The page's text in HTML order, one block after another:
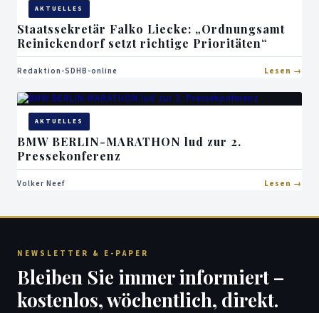
AKTUELLES
Staatssekretär Falko Liecke: „Ordnungsamt
Reinickendorf setzt richtige Prioritäten“
Redaktion-SDHB-online Lesen
AKTUELLES
BMW BERLIN-MARATHON lud zur 2.
Pressekonferenz
Volker Neef Lesen
NEWSLETTER & E-PAPER
Bleiben Sie immer informiert –
kostenlos, wöchentlich, direkt.